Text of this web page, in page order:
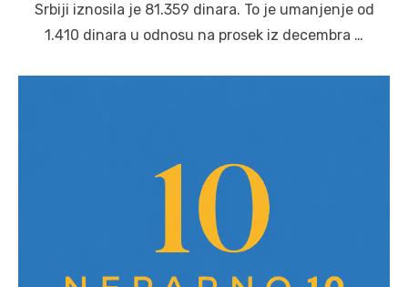
Srbiji iznosila je 81.359 dinara. To je umanjenje od
1.410 dinara u odnosu na prosek iz decembra …